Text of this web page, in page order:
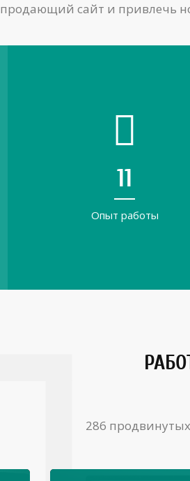
продающий сайт и привлечь
16
Опыт работы
286